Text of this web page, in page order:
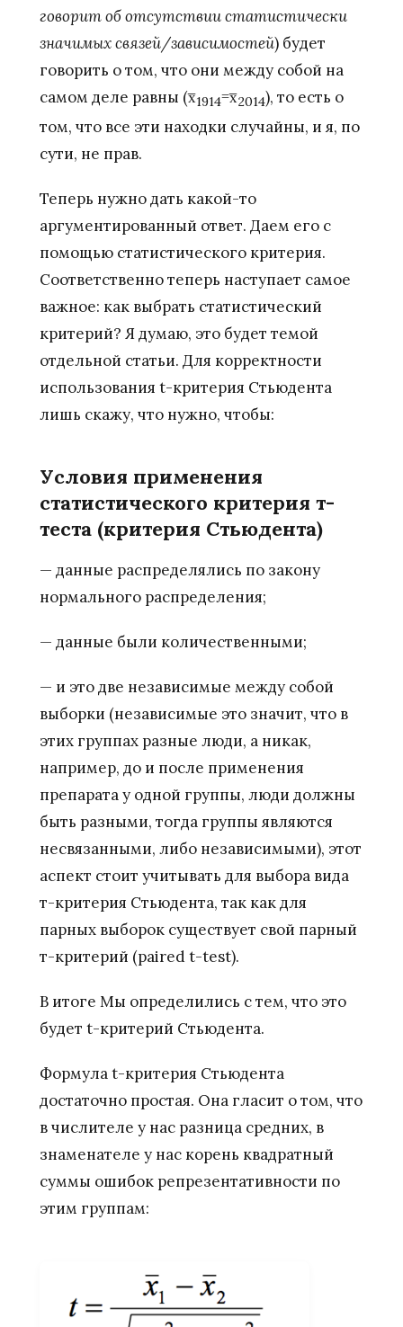
говорит об отсутствии статистически
значимых связей/зависимостей) будет
говорить о том, что они между собой на
самом деле равны (x̅1914=x̅2014), то есть о
том, что все эти находки случайны, и я, по
сути, не прав.
Теперь нужно дать какой-то
аргументированный ответ. Даем его с
помощью статистического критерия.
Соответственно теперь наступает самое
важное: как выбрать статистический
критерий? Я думаю, это будет темой
отдельной статьи. Для корректности
использования t-критерия Стьюдента
лишь скажу, что нужно, чтобы:
Условия применения
статистического критерия т-
теста (критерия Стьюдента)
— данные распределялись по закону
нормального распределения;
— данные были количественными;
— и это две независимые между собой
выборки (независимые это значит, что в
этих группах разные люди, а никак,
например, до и после применения
препарата у одной группы, люди должны
быть разными, тогда группы являются
несвязанными, либо независимыми), этот
аспект стоит учитывать для выбора вида
т-критерия Стьюдента, так как для
парных выборок существует свой парный
т-критерий (paired t-test).
В итоге Мы определились с тем, что это
будет t-критерий Стьюдента.
Формула t-критерия Стьюдента
достаточно простая. Она гласит о том, что
в числителе у нас разница средних, в
знаменателе у нас корень квадратный
суммы ошибок репрезентативности по
этим группам: